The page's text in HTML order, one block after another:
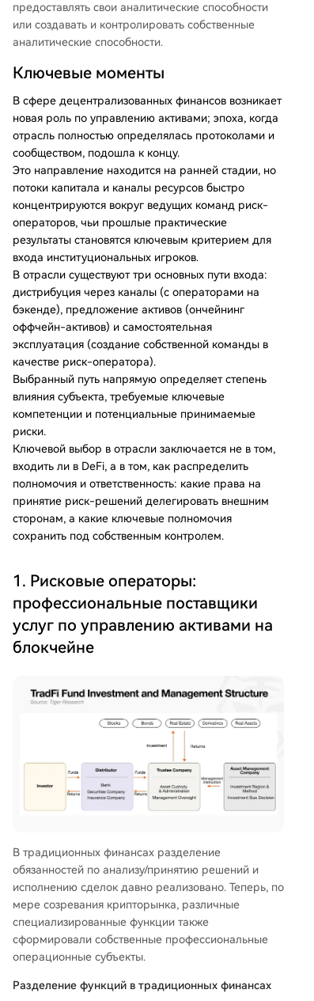
Gauntlet (работа с крупными капиталами). Ко
нкуренция сместилась в сторону стандартов з
алога, каналов дистрибуции и управления кр
адиционные финансы: верхний уровень (прив
лечение капитала через биржи), средний уро
вень (стратегия и управление рисками — опе
раторы) и нижний уровень (инфраструктура х
ранения и расчетов). Для институциональных
игроков определены три основные модели вх
ода: 1) Дистрибуция (использование внешних
операторов как бэкенда), 2) Поставка активов
(внедрение реальных активов в блокчейн), 3)
Автономная работа (создание собственной ко
манды операторов). При этом разрыв в масш
табах огромен: традиционный рынок управле
ния активами составляет $147 трлн, тогда как
весь рынок DeFi — $800 млрд, а сегмент опер
аторов рисков — лиш...
предоставлять свои аналитические способности
или создавать и контролировать собственные
аналитические способности.
Ключевые моменты
В сфере децентрализованных финансов возникает
новая роль по управлению активами; эпоха, когда
отрасль полностью определялась протоколами и
сообществом, подошла к концу.
Это направление находится на ранней стадии, но
потоки капитала и каналы ресурсов быстро
концентрируются вокруг ведущих команд риск-
операторов, чьи прошлые практические
результаты становятся ключевым критерием для
входа институциональных игроков.
В отрасли существуют три основных пути входа:
дистрибуция через каналы (с операторами на
бэкенде), предложение активов (ончейнинг
оффчейн-активов) и самостоятельная
эксплуатация (создание собственной команды в
качестве риск-оператора).
Выбранный путь напрямую определяет степень
влияния субъекта, требуемые ключевые
компетенции и потенциальные принимаемые
риски.
Ключевой выбор в отрасли заключается не в том,
входить ли в DeFi, а в том, как распределить
полномочия и ответственность: какие права на
принятие риск-решений делегировать внешним
сторонам, а какие ключевые полномочия
сохранить под собственным контролем.
1. Рисковые операторы:
профессиональные поставщики
услуг по управлению активами на
блокчейне
В традиционных финансах разделение
обязанностей по анализу/принятию решений и
исполнению сделок давно реализовано. Теперь, по
мере созревания крипторынка, различные
специализированные функции также
сформировали собственные профессиональные
операционные субъекты.
Разделение функций в традиционных финансах